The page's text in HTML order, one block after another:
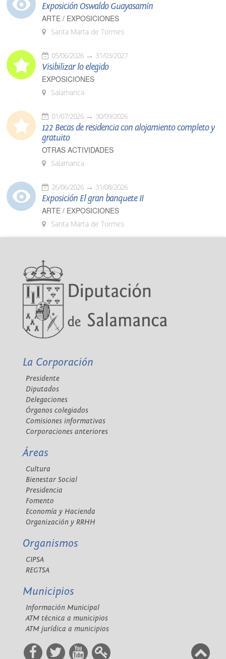
Exposición Oswaldo Guayasamín
ARTE / EXPOSICIONES
Santa Marta de Tormes
05/06/2026 31/03/2027
Visibilizar lo elegido
EXPOSICIONES
Salamanca
01/07/2026 30/09/2026
122 Becas de residencia con alojamiento completo y
gratuito
OTRAS ACTIVIDADES
Salamanca
26/06/2026 31/08/2026
Exposición El gran banquete II
ARTE / EXPOSICIONES
Santa Marta de Tormes
La Corporación
Presidente
Diputados
Delegaciones
Órganos colegiados
Comisiones informativas
Corporaciones anteriores
Áreas
Cultura
Bienestar Social
Presidencia
Fomento
Economía y Hacienda
Organización y RRHH
Organismos
CIPSA
REGTSA
Municipios
Información Municipal
ATM técnica a municipios
ATM jurídica a municipios